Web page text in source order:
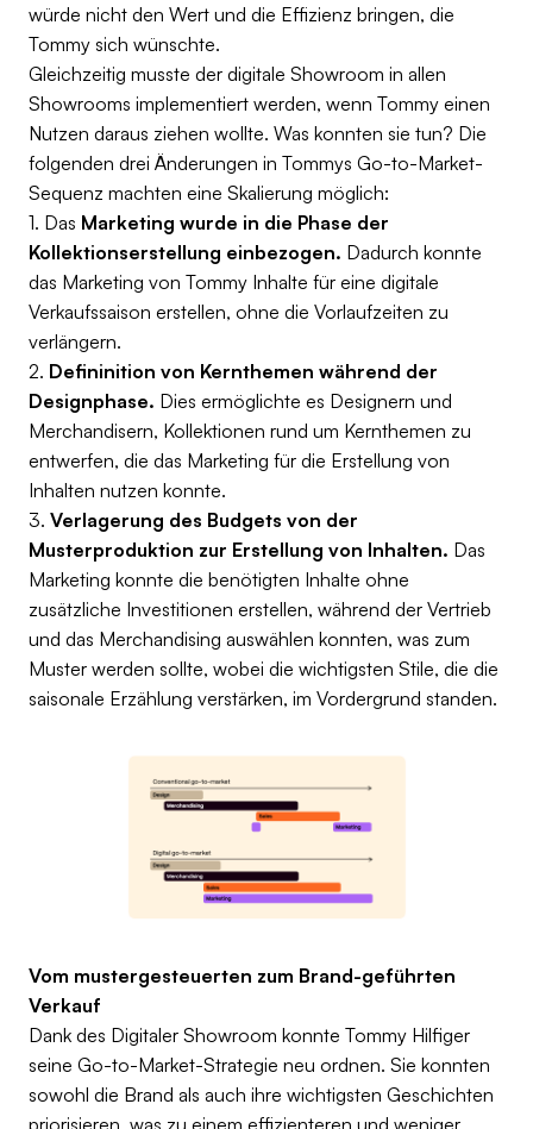
würde nicht den Wert und die Effizienz bringen, die
Tommy sich wünschte.
Gleichzeitig musste der digitale Showroom in allen
Showrooms implementiert werden, wenn Tommy einen
Nutzen daraus ziehen wollte. Was konnten sie tun? Die
folgenden drei Änderungen in Tommys Go-to-Market-
Sequenz machten eine Skalierung möglich:
1. Das Marketing wurde in die Phase der
Kollektionserstellung einbezogen. Dadurch konnte
das Marketing von Tommy Inhalte für eine digitale
Verkaufssaison erstellen, ohne die Vorlaufzeiten zu
verlängern.
2. Defininition von Kernthemen während der
Designphase. Dies ermöglichte es Designern und
Merchandisern, Kollektionen rund um Kernthemen zu
entwerfen, die das Marketing für die Erstellung von
Inhalten nutzen konnte.
3. Verlagerung des Budgets von der
Musterproduktion zur Erstellung von Inhalten. Das
Marketing konnte die benötigten Inhalte ohne
zusätzliche Investitionen erstellen, während der Vertrieb
und das Merchandising auswählen konnten, was zum
Muster werden sollte, wobei die wichtigsten Stile, die die
saisonale Erzählung verstärken, im Vordergrund standen.
Vom mustergesteuerten zum Brand-geführten
Verkauf
Dank des Digitaler Showroom konnte Tommy Hilfiger
seine Go-to-Market-Strategie neu ordnen. Sie konnten
sowohl die Brand als auch ihre wichtigsten Geschichten
priorisieren, was zu einem effizienteren und weniger